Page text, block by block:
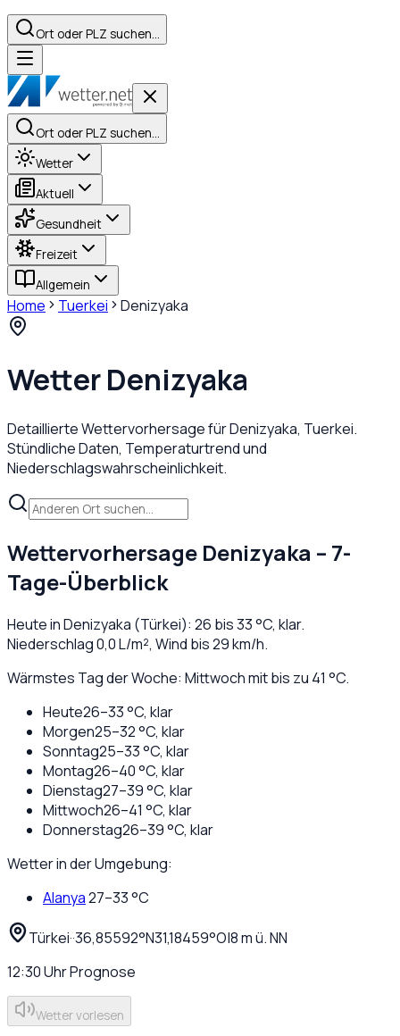
Ort oder PLZ suchen…
Ort oder PLZ suchen…
Wetter
Aktuell
Gesundheit
Freizeit
Allgemein
Home Tuerkei Denizyaka
WetterDenizyaka
Detaillierte Wettervorhersage fürDenizyaka, Tuerkei.
Stündliche Daten, Temperaturtrend und
Niederschlagswahrscheinlichkeit.
Wettervorhersage Denizyaka – 7-
Tage-Überblick
Heute inDenizyaka (Türkei): 26 bis33°C, klar.
Niederschlag0,0L/m², Wind bis29km/h.
Wärmstes Tag der Woche: Mittwoch mit bis zu 41 °C.
Heute26–33°C, klar
Morgen25–32°C, klar
Sonntag25–33°C, klar
Montag26–40°C, klar
Dienstag27–39°C, klar
Mittwoch26–41 °C, klar
Donnerstag26–39°C, klar
Wetter in der Umgebung:
Alanya27–33°C
Türkei··36,85592°N31,18459°O|8m ü. NN
12:30UhrPrognose
Wetter vorlesen